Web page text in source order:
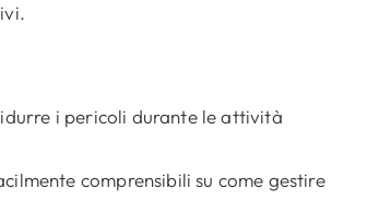
i pericoli durante le attività
comprensibili su come gestire